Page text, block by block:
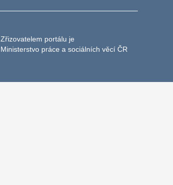
Zřizovatelem portálu je
Ministerstvo práce a sociálních věcí ČR